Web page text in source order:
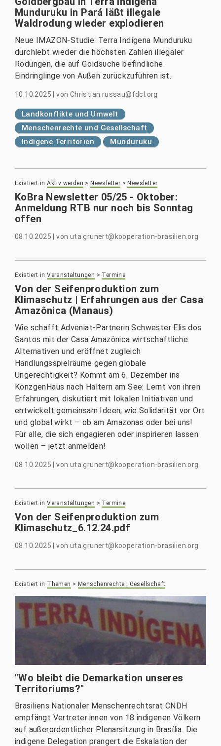
Munduruku in Pará läßt illegale
Waldrodung wieder explodieren
Neue IMAZON-Studie: Terra Indígena Munduruku
durchlebt wieder die höchsten Zahlen illegaler
Rodungen, die auf Goldsuche befindliche
Eindringlinge von Außen zurückzuführen ist.
10.10.2025 |von Christian.russau@fdcl.org
Landkonflikte und Umwelt
Menschenrechte und Gesellschaft
Indigene Territorien
Munduruku
Existiert in Aktiv werden >Newsletter >Newsletter
KoBra Newsletter 05/25 - Oktober:
Anmeldung RTB nur noch bis Sonntag
offen
08.10.2025 |von uta.grunert@kooperation-brasilien.org
Existiert in Veranstaltungen > Termine
Von der Seifenproduktion zum
Klimaschutz | Erfahrungen aus der Casa
Amazônica (Manaus)
Wie schafft Adveniat-Partnerin Schwester Elis dos
Santos mit der Casa Amazônica wirtschaftliche
Alternativen und eröffnet zugleich
Handlungsspielräume gegen globale
Ungerechtigkeit? Kommt am 6. Dezember ins
KönzgenHaus nach Haltern am See: Lernt von ihren
Erfahrungen, diskutiert mit lokalen Initiativen und
entwickelt gemeinsam Ideen, wie Solidarität vor Ort
und global wirkt – ob am Amazonas oder bei uns!
Für alle, die sich engagieren oder inspirieren lassen
wollen – jetzt anmelden!
08.10.2025 |von uta.grunert@kooperation-brasilien.org
Existiert in Veranstaltungen > Termine
Von der Seifenproduktion zum
Klimaschutz_6.12.24.pdf
08.10.2025 |von uta.grunert@kooperation-brasilien.org
Existiert in Themen > Menschenrechte | Gesellschaft
"Wo bleibt die Demarkation unseres
Territoriums?"
Brasiliens Nationaler Menschenrechtsrat CNDH
empfängt Vertreter:innen von 18 indigenen Völkern
auf außerordentlicher Plenarsitzung in Brasília. Die
indigene Delegation prangert die Eskalation der